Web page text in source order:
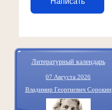
Литературный календарь
07 Августа 2026
Владимир Георгиевич Сорокин